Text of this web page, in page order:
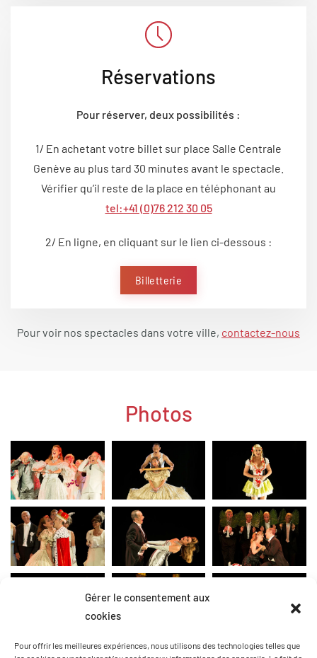
Gérer le consentement aux
cookies
Pour offrir les meilleures expériences, nous utilisons des technologies telles que
Réservations
Pour réserver, deux possibilités :
1/ En achetant votre billet sur place Salle Centrale
Genève au plus tard 30 minutes avant le spectacle.
Vérifier qu’il reste de la place en téléphonant au
tel:+41 (0)76 212 30 05
2/ En ligne, en cliquant sur le lien ci-dessous :
Billetterie
Pour voir nos spectacles dans votre ville, contactez-nous
Photos